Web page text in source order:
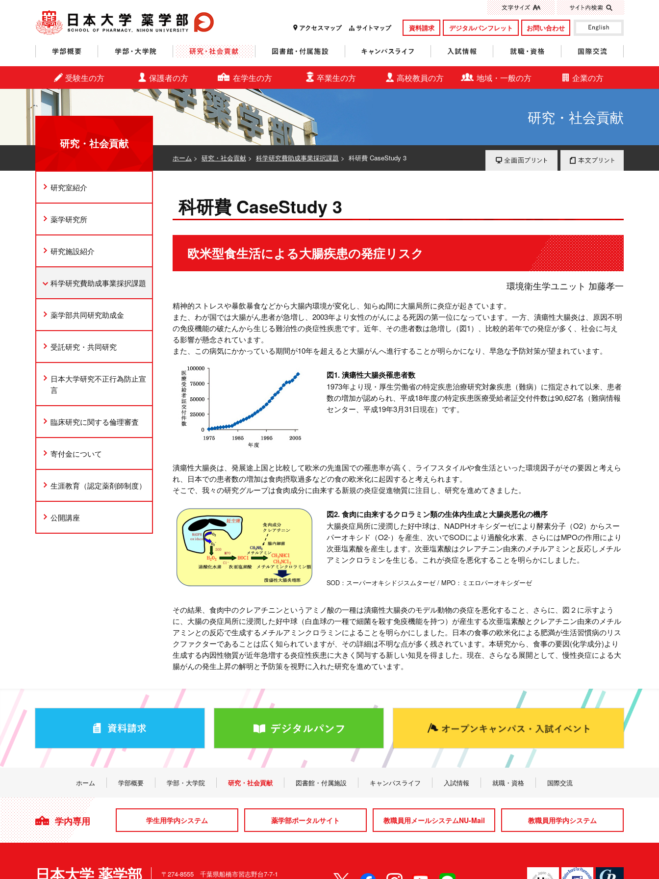
資料請求 デジタルパンフレット お問い合わせ
受験生の方 保護者の方 在学生の方 卒業生の方 高校教員の方 地域・一般の方 企業の方
研究・社会貢献
ホーム > 研究・社会貢献 > 科学研究費助成事業採択課題 > 科研費 CaseStudy 3
科研費 CaseStudy 3
欧米型食生活による大腸疾患の発症リスク
環境衛生学ユニット 加藤孝一
精神的ストレスや暴飲暴食などから大腸内環境が変化し、知らぬ間に大腸局所に炎症が起きています。
また、わが国では大腸がん患者が急増し、2003年より女性のがんによる死因の第一位になっています。一方、潰瘍性大腸炎は、原因不明
の免疫機能の破たんから生じる難治性の炎症性疾患です。近年、その患者数は急増し（図1）、比較的若年での発症が多く、社会に与え
る影響が懸念されています。
また、この病気にかかっている期間が10年を超えると大腸がんへ進行することが明らかになり、早急な予防対策が望まれています。
図1. 潰瘍性大腸炎罹患者数
1973年より現・厚生労働省の特定疾患治療研究対象疾患（難病）に指定されて以来、患者
数の増加が認められ、平成18年度の特定疾患医療受給者証交付件数は90,627名（難病情報
センター、平成19年3月31日現在）です。
潰瘍性大腸炎は、発展途上国と比較して欧米の先進国での罹患率が高く、ライフスタイルや食生活といった環境因子がその要因と考えら
れ、日本での患者数の増加は食肉摂取過多などの食の欧米化に起因すると考えられます。
そこで、我々の研究グループは食肉成分に由来する新規の炎症促進物質に注目し、研究を進めてきました。
図2. 食肉に由来するクロラミン類の生体内生成と大腸炎悪化の機序
大腸炎症局所に浸潤した好中球は、NADPHオキシダーゼにより酵素分子（O2）からスー
パーオキシド（O2-）を産生、次いでSODにより過酸化水素、さらにはMPOの作用により
次亜塩素酸を産生します。次亜塩素酸はクレアチニン由来のメチルアミンと反応しメチル
アミンクロラミンを生じる。これが炎症を悪化することを明らかにしました。
SOD：スーパーオキシドジスムターゼ / MPO：ミエロパーオキシダーゼ
その結果、食肉中のクレアチニンというアミノ酸の一種は潰瘍性大腸炎のモデル動物の炎症を悪化すること、さらに、図２に示すよう
に、大腸の炎症局所に浸潤した好中球（白血球の一種で細菌を殺す免疫機能を持つ）が産生する次亜塩素酸とクレアチニン由来のメチル
アミンとの反応で生成するメチルアミンクロラミンによることを明らかにしました。日本の食事の欧米化による肥満が生活習慣病のリス
クファクターであることは広く知られていますが、その詳細は不明な点が多く残されています。本研究から、食事の要因(化学成分)より
生成する内因性物質が近年急増する炎症性疾患に大きく関与する新しい知見を得ました。現在、さらなる展開として、慢性炎症による大
腸がんの発生上昇の解明と予防策を視野に入れた研究を進めています。
研究・社会貢献
研究室紹介
薬学研究所
研究施設紹介
科学研究費助成事業採択課題
薬学部共同研究助成金
受託研究・共同研究
日本大学研究不正行為防止宣
言
臨床研究に関する倫理審査
寄付金について
生涯教育（認定薬剤師制度）
公開講座
ホーム 学部概要 学部・大学院 研究・社会貢献 図書館・付属施設 キャンパスライフ 入試情報 就職・資格 国際交流
学内専用 学生用学内システム 薬学部ポータルサイト 教職員用メールシステムNU-Mail 教職員用学内システム
日本大学 薬学部 〒274-8555 千葉県船橋市習志野台7-7-1